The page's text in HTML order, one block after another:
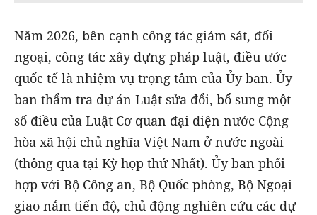
Năm 2026, bên cạnh công tác giám sát, đối
ngoại, công tác xây dựng pháp luật, điều ước
quốc tế là nhiệm vụ trọng tâm của Ủy ban. Ủy
ban thẩm tra dự án Luật sửa đổi, bổ sung một
số điều của Luật Cơ quan đại diện nước Cộng
hòa xã hội chủ nghĩa Việt Nam ở nước ngoài
(thông qua tại Kỳ họp thứ Nhất). Ủy ban phối
hợp với Bộ Công an, Bộ Quốc phòng, Bộ Ngoại
giao nắm tiến độ, chủ động nghiên cứu các dự